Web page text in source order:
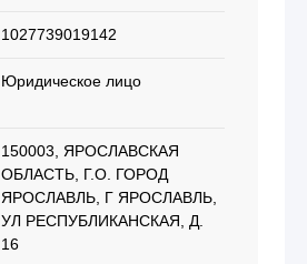
1027739019142
Юридическое лицо
150003, ЯРОСЛАВСКАЯ
ОБЛАСТЬ, Г.О. ГОРОД
ЯРОСЛАВЛЬ, Г ЯРОСЛАВЛЬ,
УЛ РЕСПУБЛИКАНСКАЯ, Д.
16